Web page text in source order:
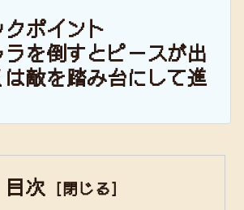
ポイント
を倒すとピースが出
敵を踏み台にして進
目次